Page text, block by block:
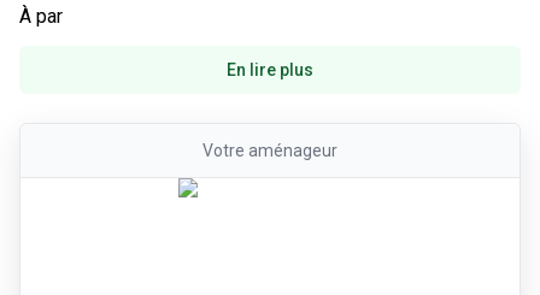
À par
En lire plus
Votre aménageur